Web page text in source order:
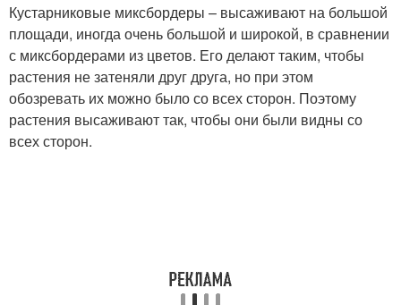
Кустарниковые миксбордеры – высаживают на большой
площади, иногда очень большой и широкой, в сравнении
с миксбордерами из цветов. Его делают таким, чтобы
растения не затеняли друг друга, но при этом
обозревать их можно было со всех сторон. Поэтому
растения высаживают так, чтобы они были видны со
всех сторон.